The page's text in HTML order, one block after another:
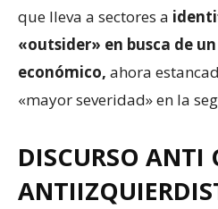
que lleva a sectores a
«outsider» en busca de
económico, ahora
«mayor severidad» en la
DISCURSO ANTI